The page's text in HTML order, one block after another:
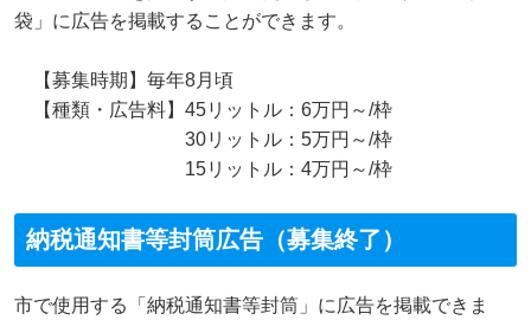
袋」に広告を掲載することができます。
【募集時期】毎年8月頃
【種類・広告料】45リットル：6万円～/枠
30リットル：5万円～/枠
15リットル：4万円～/枠
納税通知書等封筒広告（募集終了）
市で使用する「納税通知書等封筒」に広告を掲載できま